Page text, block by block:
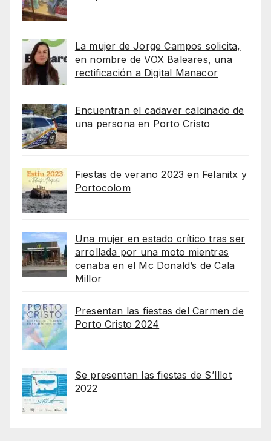
La mujer de Jorge Campos solicita,
en nombre de VOX Baleares, una
rectificación a Digital Manacor
Encuentran el cadaver calcinado de
una persona en Porto Cristo
Fiestas de verano 2023 en Felanitx y
Portocolom
Una mujer en estado crítico tras ser
arrollada por una moto mientras
cenaba en el Mc Donald’s de Cala
Millor
Presentan las fiestas del Carmen de
Porto Cristo 2024
Se presentan las fiestas de S’Illot
2022